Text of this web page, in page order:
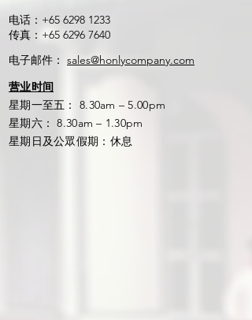
电话：+65 6298 1233
传真：+65 6296 7640
电子邮件： sales@honlycompany.com
营业时间
星期一至五： 8.30am – 5.00pm
星期六： 8.30am – 1.30pm
星期日及公眾假期：休息